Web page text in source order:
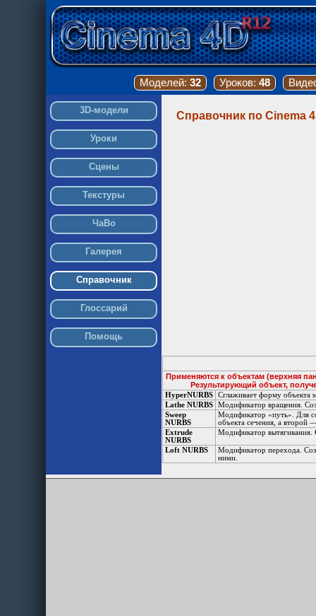
Моделей: 32 Уроков: 48
3D-модели
Уроки
Сцены
Текстуры
ЧаВо
Галерея
Справочник
Глоссарий
Помощь
Справочник по Cinema
Применяются к объектам (верхняя
Результирующий объект,
HyperNURBS
Сглаживает форму объекта
Lathe NURBS
Модификатор вращения.
Sweep
NURBS
Модификатор «путь». Для
объекта сечения, а второй
Extrude
NURBS
Модификатор вытягивания.
Loft NURBS
Модификатор перехода.
ними.